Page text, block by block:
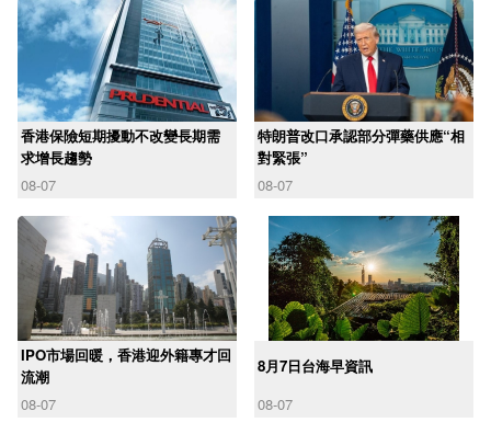
香港保險短期擾動不改變長期需
求增長趨勢
08-07
特朗普改口承認部分彈藥供應“相
對緊張”
08-07
IPO市場回暖，香港迎外籍專才回
流潮
08-07
8月7日台海早資訊
08-07